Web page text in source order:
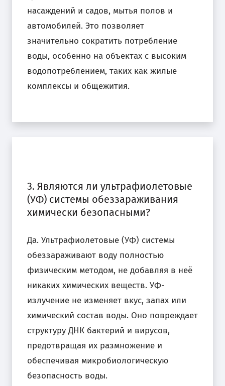
насаждений и садов, мытья полов и
автомобилей. Это позволяет
значительно сократить потребление
воды, особенно на объектах с высоким
водопотреблением, таких как жилые
комплексы и общежития.
3. Являются ли ультрафиолетовые
(УФ) системы обеззараживания
химически безопасными?
Да. Ультрафиолетовые (УФ) системы
обеззараживают воду полностью
физическим методом, не добавляя в неё
никаких химических веществ. УФ-
излучение не изменяет вкус, запах или
химический состав воды. Оно повреждает
структуру ДНК бактерий и вирусов,
предотвращая их размножение и
обеспечивая микробиологическую
безопасность воды.